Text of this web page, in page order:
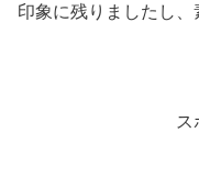
印象に残りましたし、
ス